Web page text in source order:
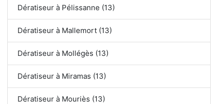
Dératiseur à Pélissanne (13)
Dératiseur à Mallemort (13)
Dératiseur à Mollégès (13)
Dératiseur à Miramas (13)
Dératiseur à Mouriès (13)